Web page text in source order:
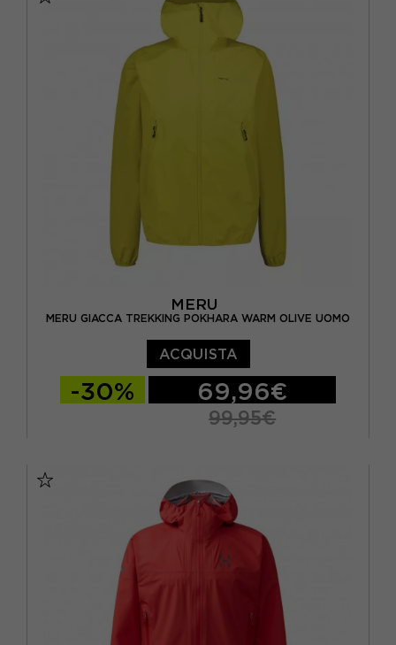
MERU
MERU GIACCA TREKKING POKHARA WARM OLIVE UOMO
ACQUISTA
-30% 69,96€
99,95€